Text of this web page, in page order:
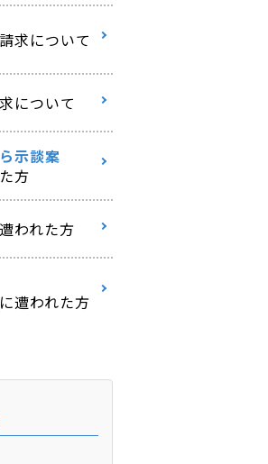
求について
について
示談案
方
われた方
遭われた方